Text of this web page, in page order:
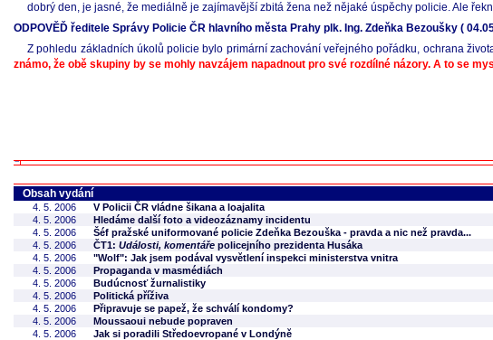
dobrý den, je jasné, že mediálně je zajímavější zbitá žena než nějaké úspěchy policie. Ale
ODPOVĚĎ ředitele Správy Policie ČR hlavního města Prahy plk. Ing. Zdeňka Bezoušky (
Z pohledu základních úkolů policie bylo primární zachování veřejného pořádku, ochrana
známo, že obě skupiny by se mohly navzájem napadnout pro své rozdílné názory. A to se
Obsah vydání
4. 5. 2006 V Policii ČR vládne šikana a loajalita
4. 5. 2006
Hledáme další foto a videozáznamy incidentu
4. 5. 2006
Šéf pražské uniformované policie Zdeňka Bezouška - pravda a nic než pravda...
4. 5. 2006
ČT1: Události, komentáře policejního prezidenta Husáka
4. 5. 2006
"Wolf": Jak jsem podával vysvětlení inspekci ministerstva vnitra
4. 5. 2006
Propaganda v masmédiách
4. 5. 2006
Budúcnosť žurnalistiky
4. 5. 2006
Politická příživa
4. 5. 2006
Připravuje se papež, že schválí kondomy?
4. 5. 2006
Moussaoui nebude popraven
4. 5. 2006
Jak si poradili Středoevropané v Londýně